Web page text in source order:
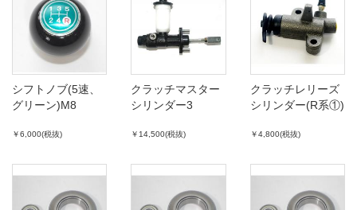
シフトノブ(5速、
グリーン)M8
￥6,000(税抜)
クラッチマスター
シリンダー3
￥14,500(税抜)
クラッチレリーズ
シリンダー(R系①)
￥4,800(税抜)